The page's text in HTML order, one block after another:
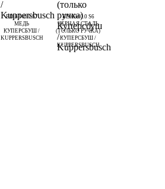
BD 6340.0 S7
МЕДЬ
КУПЕРСБУШ /
KUPPERSBUSCH
BD 6340.0 S6
ЧЕРНАЯ СТАЛЬ
(ТОЛЬКО РУЧКА)
КУПЕРСБУШ /
KUPPERSBUSCH